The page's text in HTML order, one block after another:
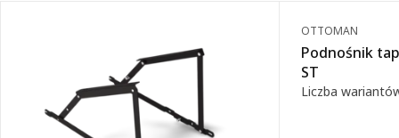
OTTOMAN
Podnośnik
ST
Liczba